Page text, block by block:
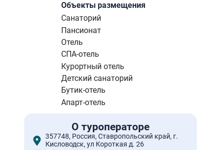
Объекты размещения
Санаторий
Пансионат
Отель
СПА-отель
Курортный отель
Детский санаторий
Бутик-отель
Апарт-отель
О туроператоре
357748, Россия, Ставропольский край, г.
Кисловодск, ул Короткая д. 26